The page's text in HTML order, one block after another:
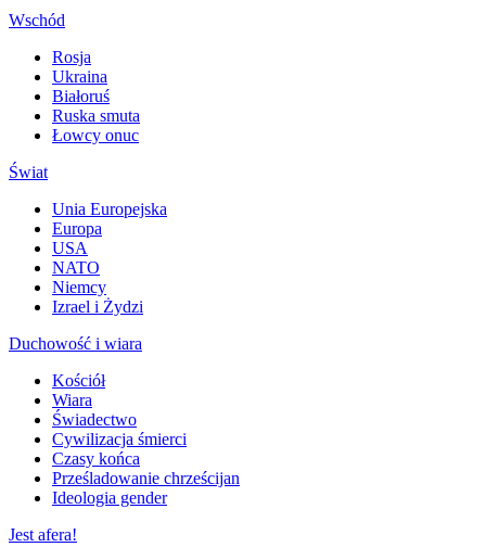
Wschód
Rosja
Ukraina
Białoruś
Ruska smuta
Łowcy onuc
Świat
Unia Europejska
Europa
USA
NATO
Niemcy
Izrael i Żydzi
Duchowość i wiara
Kościół
Wiara
Świadectwo
Cywilizacja śmierci
Czasy końca
Prześladowanie chrześcijan
Ideologia gender
Jest afera!